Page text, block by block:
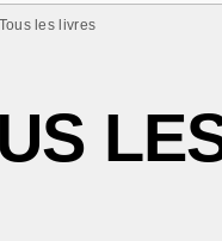
Tous les livres